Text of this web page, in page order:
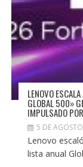
LENOVO
GLOBAL 500»
IMPULSADO
5 DE
Lenovo
lista anual